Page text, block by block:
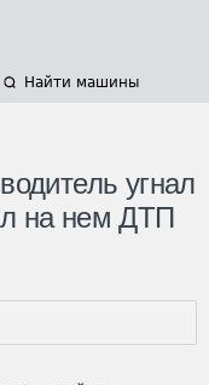
Найти машины
угнал
на нем ДТП